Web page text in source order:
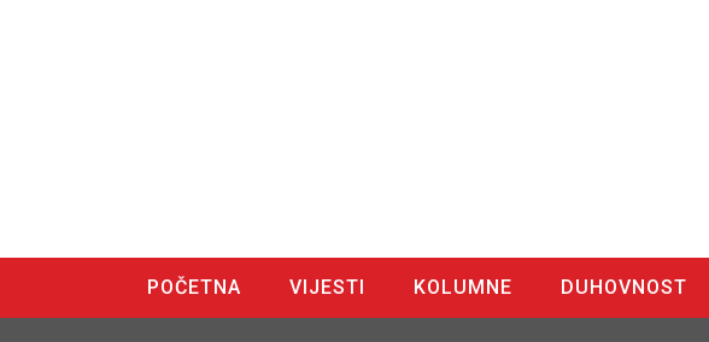
POČETNA VIJESTI KOLUMNE DUHOVNOST